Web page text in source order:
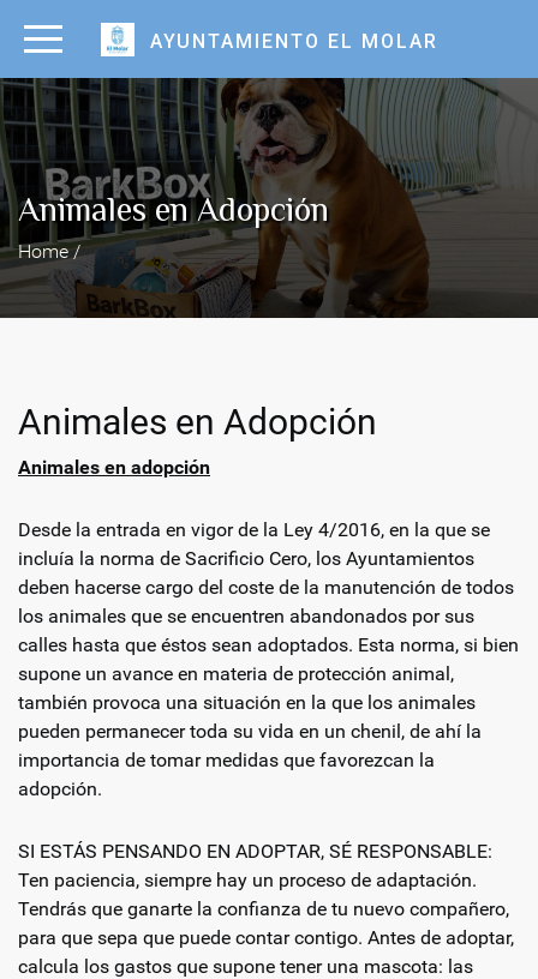
AYUNTAMIENTO EL MOLAR
Animales en Adopción
Home /
Animales en Adopción
Animales en adopción
Desde la entrada en vigor de la Ley 4/2016, en la que se
incluía la norma de Sacrificio Cero, los Ayuntamientos
deben hacerse cargo del coste de la manutención de todos
los animales que se encuentren abandonados por sus
calles hasta que éstos sean adoptados. Esta norma, si bien
supone un avance en materia de protección animal,
también provoca una situación en la que los animales
pueden permanecer toda su vida en un chenil, de ahí la
importancia de tomar medidas que favorezcan la
adopción.
SI ESTÁS PENSANDO EN ADOPTAR, SÉ RESPONSABLE:
Ten paciencia, siempre hay un proceso de adaptación.
Tendrás que ganarte la confianza de tu nuevo compañero,
para que sepa que puede contar contigo. Antes de adoptar,
calcula los gastos que supone tener una mascota: las